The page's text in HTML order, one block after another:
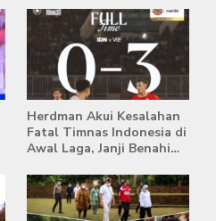
Herdman Akui Kesalahan
Fatal Timnas Indonesia di
Awal Laga, Janji Benahi
Singapura